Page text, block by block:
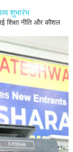
शुभारंभ
शिक्षा नीति और कौशल